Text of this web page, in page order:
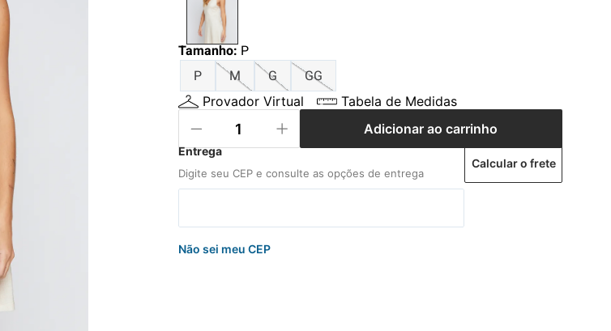
Tamanho: P
P
M G GG
Provador Virtual
Tabela de Medidas
Adicionar ao carrinho
Não sei meu CEP
Calcular o frete